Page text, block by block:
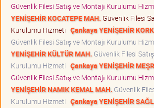
Güvenlik Filesi Satış ve Montajı Kurulumu
YENİŞEHİR KOCATEPE MAH. Güvenlik Filesi
Kurulumu Hizmeti Çankaya YENİŞEHİR
Güvenlik Filesi Satış ve Montajı Kurulumu
YENİŞEHİR KÜLTÜR MAH. Güvenlik Filesi
Kurulumu Hizmeti Çankaya YENİŞEHİR
Güvenlik Filesi Satış ve Montajı Kurulumu
YENİŞEHİR NAMIK KEMAL MAH. Güvenlik
Kurulumu Hizmeti Çankaya YENİŞEHİR